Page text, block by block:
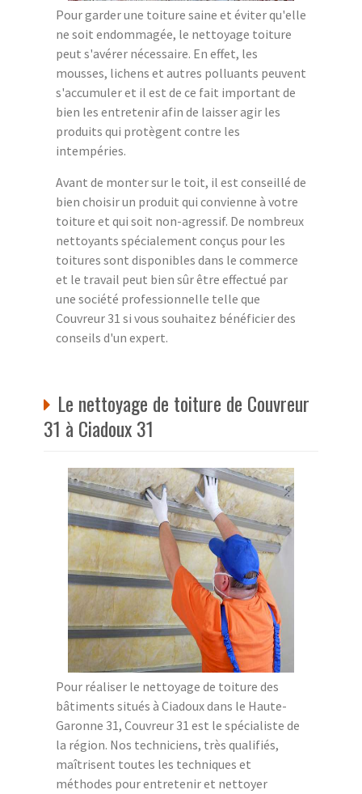
Pour garder une toiture saine et éviter qu'elle
ne soit endommagée, le nettoyage toiture
peut s'avérer nécessaire. En effet, les
mousses, lichens et autres polluants peuvent
s'accumuler et il est de ce fait important de
bien les entretenir afin de laisser agir les
produits qui protègent contre les
intempéries.
Avant de monter sur le toit, il est conseillé de
bien choisir un produit qui convienne à votre
toiture et qui soit non-agressif. De nombreux
nettoyants spécialement conçus pour les
toitures sont disponibles dans le commerce
et le travail peut bien sûr être effectué par
une société professionnelle telle que
Couvreur 31 si vous souhaitez bénéficier des
conseils d'un expert.
Le nettoyage de toiture de Couvreur
31 à Ciadoux 31
Pour réaliser le nettoyage de toiture des
bâtiments situés à Ciadoux dans le Haute-
Garonne 31, Couvreur 31 est le spécialiste de
la région. Nos techniciens, très qualifiés,
maîtrisent toutes les techniques et
méthodes pour entretenir et nettoyer